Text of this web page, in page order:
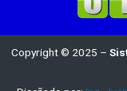
Copyright © 2025 –